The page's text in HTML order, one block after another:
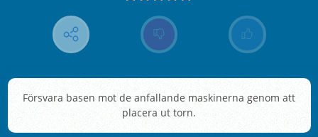
Försvara basen mot de anfallande maskinerna genom att
placera ut torn.